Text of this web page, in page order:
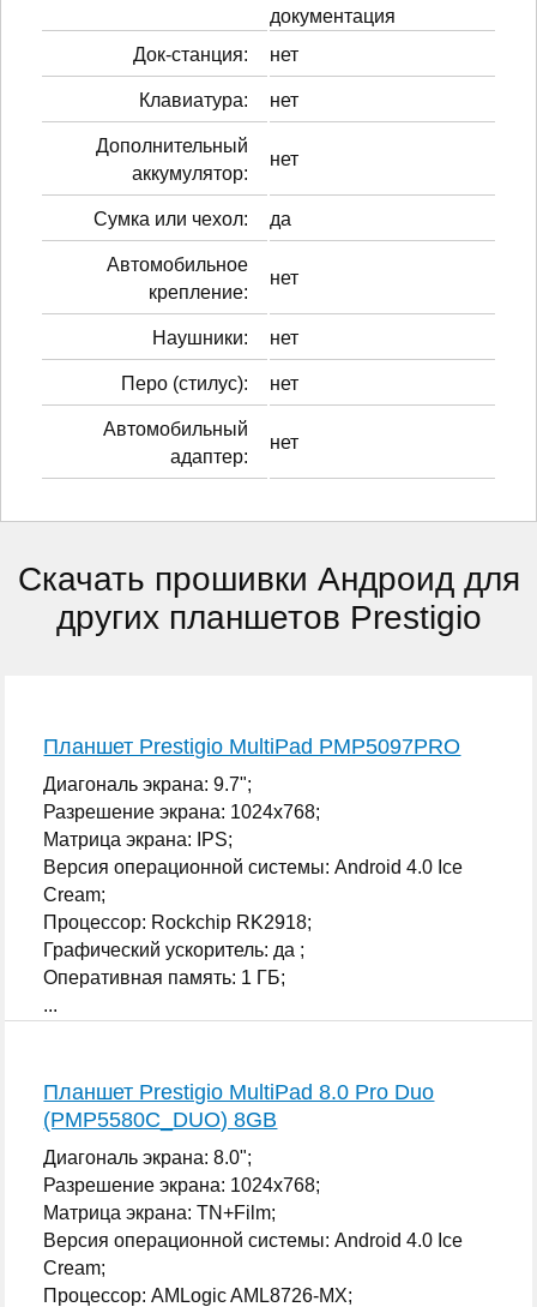
документация
Док-станция:
нет
Клавиатура: нет
Дополнительный
аккумулятор:
нет
Сумка или чехол: да
Автомобильное
крепление:
нет
Наушники: нет
Перо (стилус): нет
Автомобильный
адаптер:
нет
Скачать прошивки Андроид для
других планшетов Prestigio
Планшет Prestigio MultiPad PMP5097PRO
Диагональ экрана: 9.7";
Разрешение экрана: 1024x768;
Матрица экрана: IPS;
Версия операционной системы: Android 4.0 Ice
Cream;
Процессор: Rockchip RK2918;
Графический ускоритель: да ;
Оперативная память: 1 ГБ;
...
Планшет Prestigio MultiPad 8.0 Pro Duo
(PMP5580C_DUO) 8GB
Диагональ экрана: 8.0";
Разрешение экрана: 1024x768;
Матрица экрана: TN+Film;
Версия операционной системы: Android 4.0 Ice
Cream;
Процессор: AMLogic AML8726-MX;